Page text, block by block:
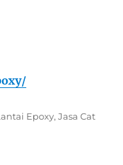
Epoxy,Jasa Cat